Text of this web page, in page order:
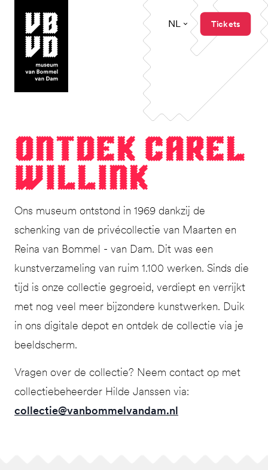
museum van Bommel van Dam
NL Tickets
Ont­dek Carel
Willink
Ons museum ontstond in 1969 dankzij de
schenking van de privécollectie van Maarten en
Reina van Bommel - van Dam. Dit was een
kunstverzameling van ruim 1.100 werken. Sinds die
tijd is onze collectie gegroeid, verdiept en verrijkt
met nog veel meer bijzondere kunstwerken. Duik
in ons digitale depot en ontdek de collectie via je
beeldscherm.
Vragen over de collectie? Neem contact op met
collectiebeheerder Hilde Janssen via:
collectie@vanbommelvandam.nl